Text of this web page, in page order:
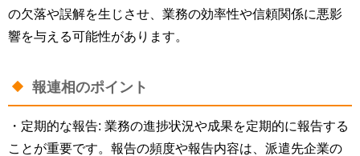
の欠落や誤解を生じさせ、業務の効率性や信頼関係に悪影
響を与える可能性があります。
報連相のポイント
・定期的な報告: 業務の進捗状況や成果を定期的に報告する
ことが重要です。報告の頻度や報告内容は、派遣先企業の